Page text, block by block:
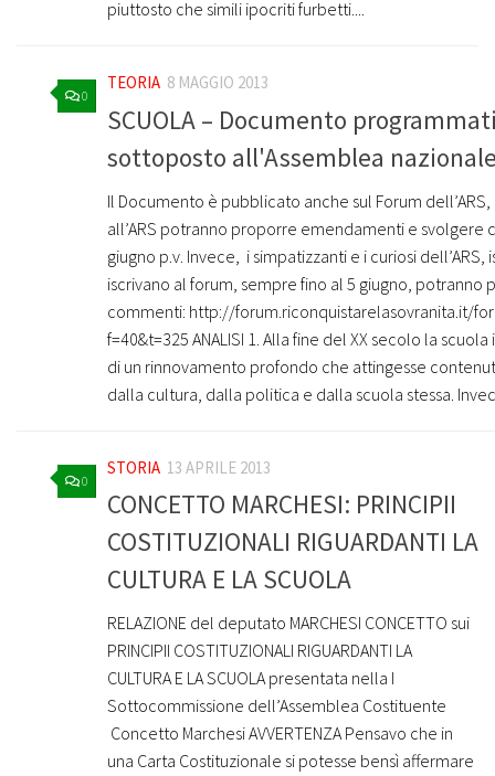
piuttosto che simili ipocriti furbetti....
0
TEORIA 8 MAGGIO 2013
SCUOLA – Documento
sottoposto all'Assemblea
Il Documento è pubblicato anche sul Forum
all’ARS potranno proporre emendamenti e svolgere
giugno p.v. Invece, i simpatizzanti e i curiosi dell’ARS,
iscrivano al forum, sempre fino al 5 giugno, potranno
commenti: http://forum.riconquistarelasovranita.it/
f=40&t=325 ANALISI 1. Alla fine del XX secolo la
di un rinnovamento profondo che attingesse
dalla cultura, dalla politica e dalla scuola stessa.
0
STORIA 13 APRILE 2013
CONCETTO MARCHESI: PRINCIPII
COSTITUZIONALI RIGUARDANTI LA
CULTURA E LA SCUOLA
RELAZIONE del deputato MARCHESI CONCETTO sui
PRINCIPII COSTITUZIONALI RIGUARDANTI LA
CULTURA E LA SCUOLA presentata nella I
Sottocommissione dell’Assemblea Costituente
Concetto Marchesi AVVERTENZA Pensavo che in
una Carta Costituzionale si potesse bensì affermare